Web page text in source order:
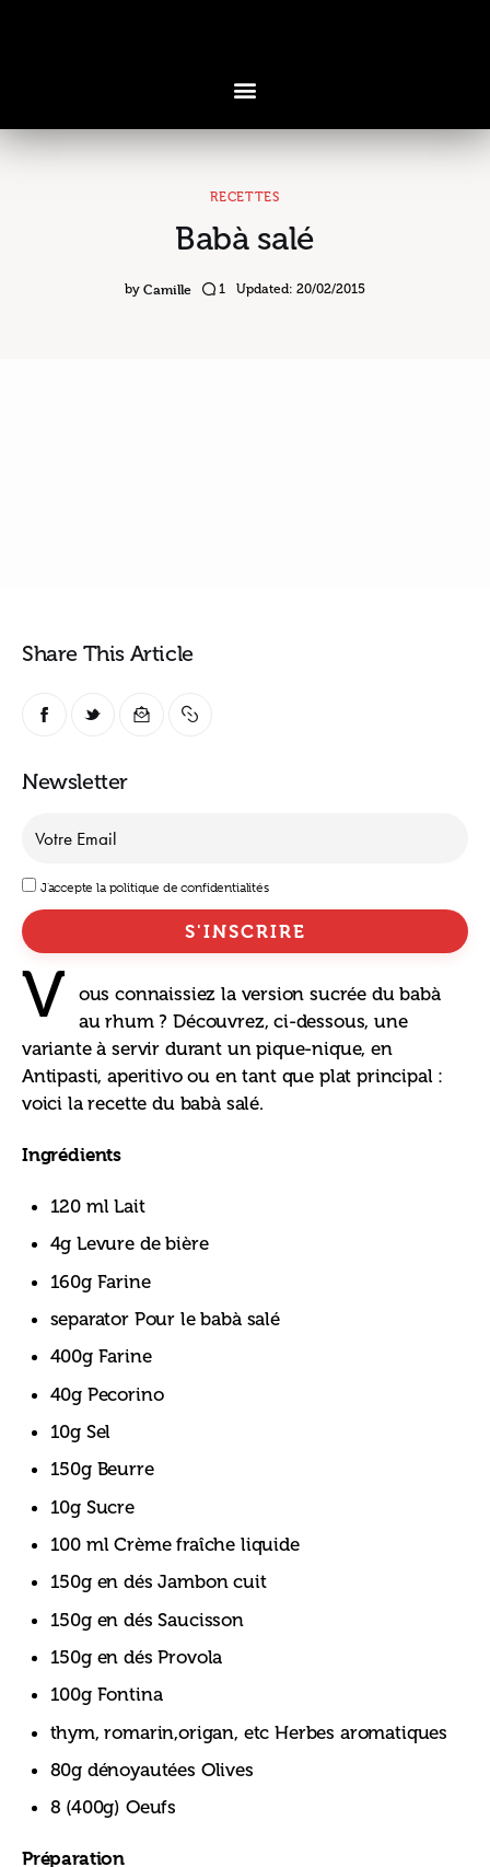
Voyages & Saveurs
Art & Design
RECETTES
Babà salé
by Camille 1 Updated: 20/02/2015
Share This Article
Newsletter
J'accepte la politique de confidentialités
V
ous connaissiez la version sucrée du babà
au rhum ? Découvrez, ci-dessous, une
variante à servir durant un pique-nique, en
Antipasti, aperitivo ou en tant que plat principal :
voici la recette du babà salé.
Ingrédients
120 ml Lait
4g Levure de bière
160g Farine
separator Pour le babà salé
400g Farine
40g Pecorino
10g Sel
150g Beurre
10g Sucre
100 ml Crème fraîche liquide
150g en dés Jambon cuit
150g en dés Saucisson
150g en dés Provola
100g Fontina
thym, romarin,origan, etc Herbes aromatiques
80g dénoyautées Olives
8 (400g) Oeufs
Préparation